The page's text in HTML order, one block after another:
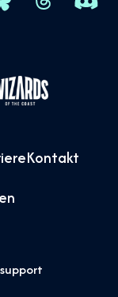
Kontakt